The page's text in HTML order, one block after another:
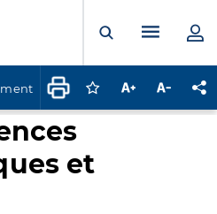
Ouvrir laMenu
Connectez-vous
Augmenter la
et